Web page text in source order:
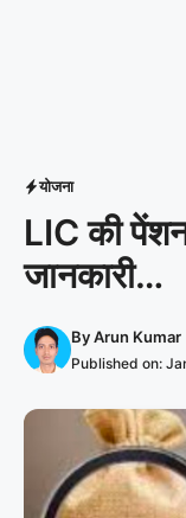
योजना
LIC की पेंशन
जानकारी…
ByArun Kumar
Published on: